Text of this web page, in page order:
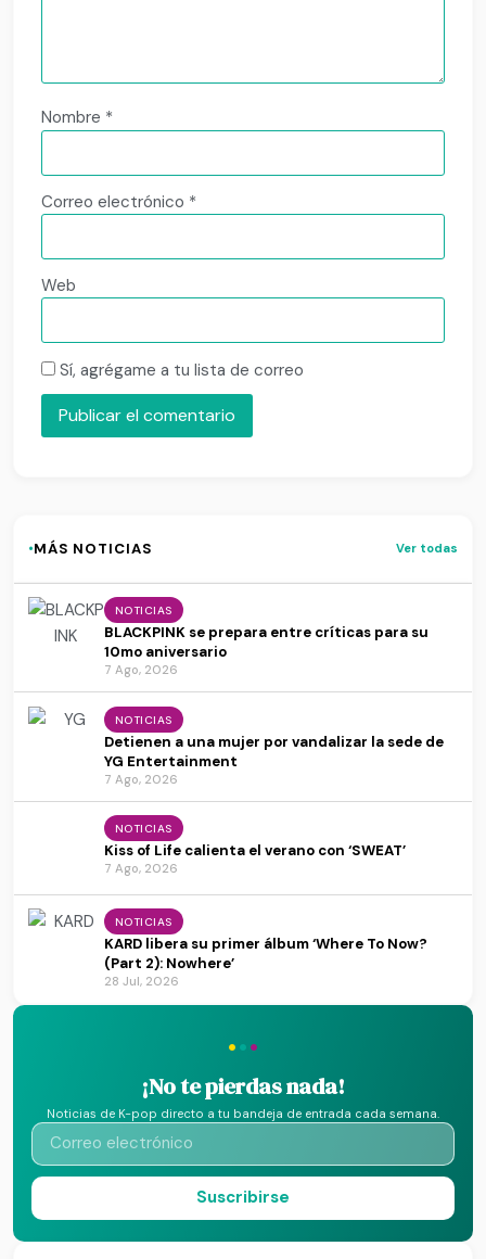
Nombre *
Correo electrónico *
Web
Sí, agrégame a tu lista de correo
·MÁS NOTICIAS Ver todas
NOTICIAS
BLACKPINK se prepara entre críticas para su
10mo aniversario
7 Ago, 2026
NOTICIAS
Detienen a una mujer por vandalizar la sede de
YG Entertainment
7 Ago, 2026
NOTICIAS
Kiss of Life calienta el verano con ‘SWEAT’
7 Ago, 2026
NOTICIAS
KARD libera su primer álbum ‘Where To Now?
(Part 2): Nowhere’
28 Jul, 2026
···
¡No te pierdas nada!
Noticias de K-pop directo a tu bandeja de entrada cada semana.
Suscribirse